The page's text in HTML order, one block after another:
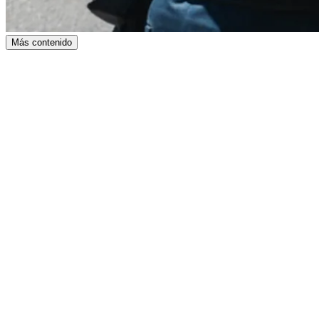
Más contenido